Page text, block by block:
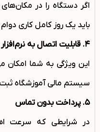
اگر دستگاه را در
باید یک روز کامل کاری دوام
۴. قابلیت اتصال به
این ویژگی به شما امکان
سیستم مالی آموزشگاه
۵.پرداخت بدون تماس
در شرایطی که سرعت